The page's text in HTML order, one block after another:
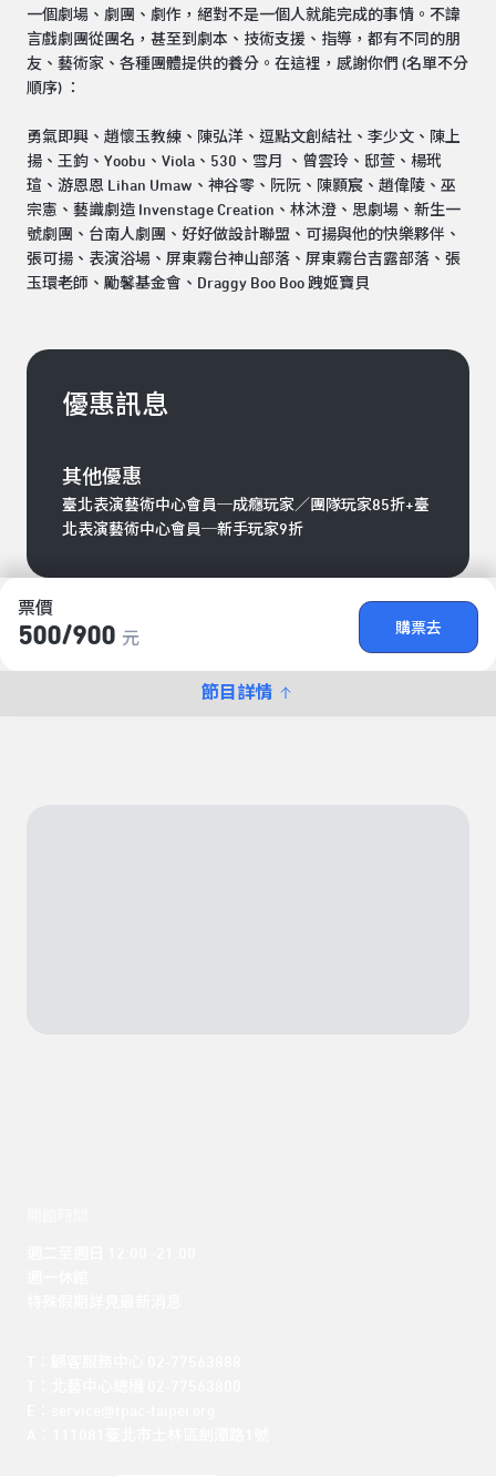
票價
500/​900 元
購票去
節目詳情
一個劇場、劇團、劇作，絕對不是一個人就能完成的事情。不諱
言戲劇團從團名，甚至到劇本、技術支援、指導，都有不同的朋
友、藝術家、各種團體提供的養分。在這裡，感謝你們 (名單不分
順序) ：
勇氣即興、趙懷玉教練、陳弘洋、逗點文創結社、李少文、陳上
揚、王鈞、Yoobu、Viola、530、雪月 、曾雲玲、邸萱、楊玳
瑄、游恩恩 Lihan Umaw、神谷零、阮阮、陳顥宸、趙偉陵、巫
宗憲、藝識劇造 Invenstage Creation、林沐澄、思劇場、新生一
號劇團、台南人劇團、好好做設計聯盟、可揚與他的快樂夥伴、
張可揚、表演浴場、屏東霧台神山部落、屏東霧台吉露部落、張
玉環老師、勵馨基金會、Draggy Boo Boo 跩姬寶貝
優惠訊息
其他優惠
臺北表演藝術中心會員─成癮玩家／團隊玩家85折+臺
北表演藝術中心會員─新手玩家9折